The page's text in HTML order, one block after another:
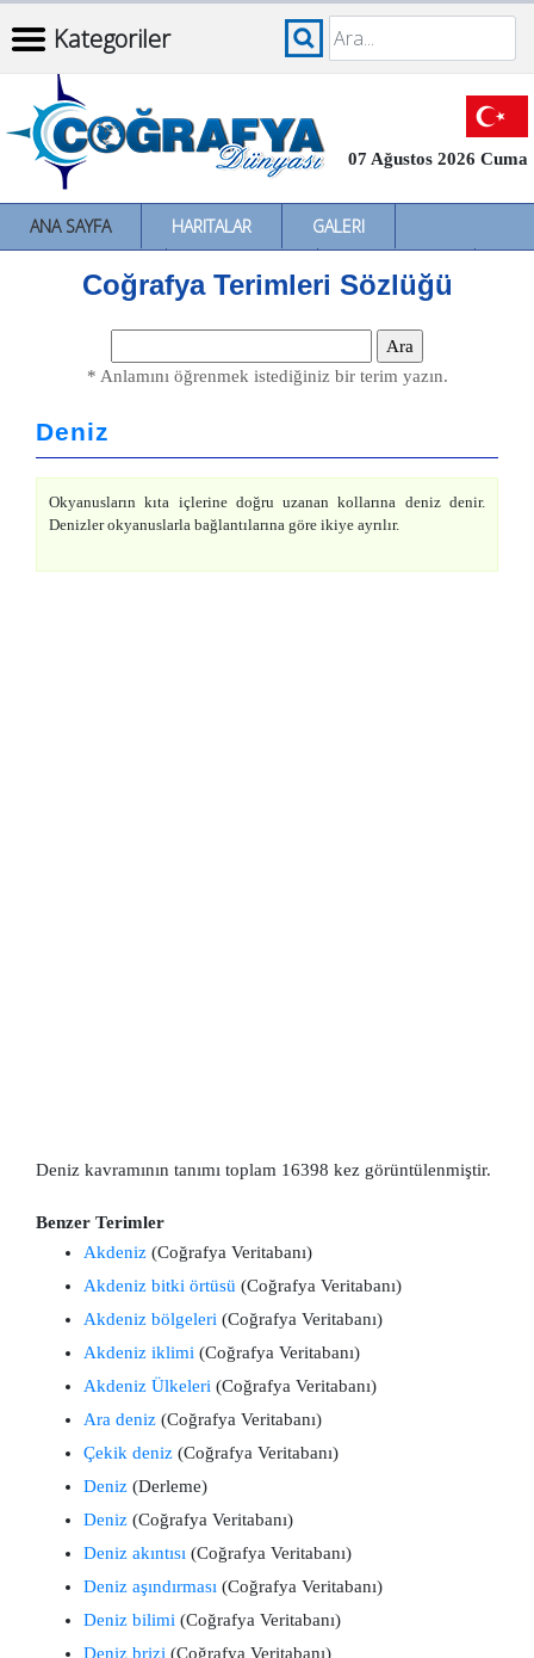
Kategoriler
07 Ağustos 2026 Cuma
ANA SAYFA HARITALAR
GALERI
İNCELEMELER
SÖZLÜKLER İL İL TÜRKIYE
Coğrafya Terimleri Sözlüğü
* Anlamını öğrenmek istediğiniz bir terim yazın.
Deniz
Okyanusların kıta içlerine doğru uzanan kollarına deniz denir.
Denizler okyanuslarla bağlantılarına göre ikiye ayrılır.
Deniz kavramının tanımı toplam 16398 kez görüntülenmiştir.
Benzer Terimler
Akdeniz (Coğrafya Veritabanı)
Akdeniz bitki örtüsü (Coğrafya Veritabanı)
Akdeniz bölgeleri (Coğrafya Veritabanı)
Akdeniz iklimi (Coğrafya Veritabanı)
Akdeniz Ülkeleri (Coğrafya Veritabanı)
Ara deniz (Coğrafya Veritabanı)
Çekik deniz (Coğrafya Veritabanı)
Deniz (Derleme)
Deniz (Coğrafya Veritabanı)
Deniz akıntısı (Coğrafya Veritabanı)
Deniz aşındırması (Coğrafya Veritabanı)
Deniz bilimi (Coğrafya Veritabanı)
Deniz brizi (Coğrafya Veritabanı)